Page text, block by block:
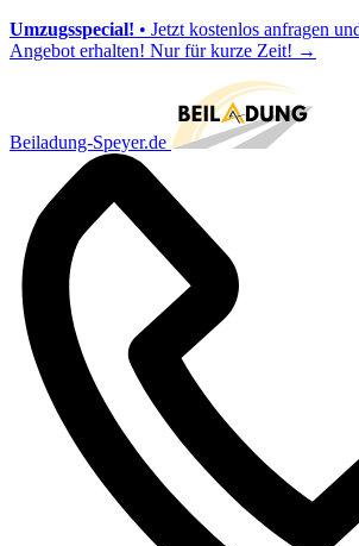
Umzugsspecial! • Jetzt kostenlos anfragen
Angebot erhalten! Nur für kurze Zeit! →
Beiladung-Speyer.de